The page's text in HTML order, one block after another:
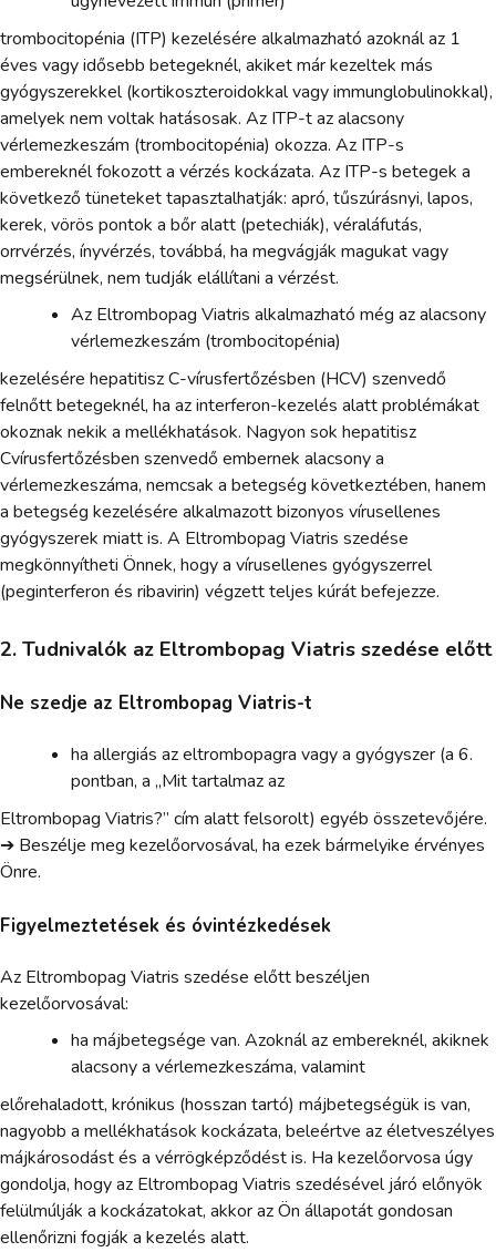
trombocitopénia (ITP) kezelésére alkalmazható azoknál az 1
éves vagy idősebb betegeknél, akiket már kezeltek más
gyógyszerekkel (kortikoszteroidokkal vagy immunglobulinokkal),
amelyek nem voltak hatásosak. Az ITP-t az alacsony
vérlemezkeszám (trombocitopénia) okozza. Az ITP-s
embereknél fokozott a vérzés kockázata. Az ITP-s betegek a
következő tüneteket tapasztalhatják: apró, tűszúrásnyi, lapos,
kerek, vörös pontok a bőr alatt (petechiák), véraláfutás,
orrvérzés, ínyvérzés, továbbá, ha megvágják magukat vagy
megsérülnek, nem tudják elállítani a vérzést.
Az Eltrombopag Viatris alkalmazható még az alacsony
vérlemezkeszám (trombocitopénia)
kezelésére hepatitisz C-vírusfertőzésben (HCV) szenvedő
felnőtt betegeknél, ha az interferon-kezelés alatt problémákat
okoznak nekik a mellékhatások. Nagyon sok hepatitisz
Cvírusfertőzésben szenvedő embernek alacsony a
vérlemezkeszáma, nemcsak a betegség következtében, hanem
a betegség kezelésére alkalmazott bizonyos vírusellenes
gyógyszerek miatt is. A Eltrombopag Viatris szedése
megkönnyítheti Önnek, hogy a vírusellenes gyógyszerrel
(peginterferon és ribavirin) végzett teljes kúrát befejezze.
2. Tudnivalók az Eltrombopag Viatris szedése előtt
Ne szedje az Eltrombopag Viatris-t
ha allergiás az eltrombopagra vagy a gyógyszer (a 6.
pontban, a „Mit tartalmaz az
Eltrombopag Viatris?” cím alatt felsorolt) egyéb összetevőjére.
➔ Beszélje meg kezelőorvosával, ha ezek bármelyike érvényes
Önre.
Figyelmeztetések és óvintézkedések
Az Eltrombopag Viatris szedése előtt beszéljen
kezelőorvosával:
ha májbetegsége van. Azoknál az embereknél, akiknek
alacsony a vérlemezkeszáma, valamint
előrehaladott, krónikus (hosszan tartó) májbetegségük is van,
nagyobb a mellékhatások kockázata, beleértve az életveszélyes
májkárosodást és a vérrögképződést is. Ha kezelőorvosa úgy
gondolja, hogy az Eltrombopag Viatris szedésével járó előnyök
felülmúlják a kockázatokat, akkor az Ön állapotát gondosan
ellenőrizni fogják a kezelés alatt.